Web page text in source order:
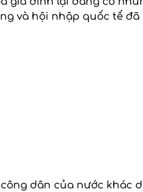
và hội nhập quốc tế đã
dân của nước khác